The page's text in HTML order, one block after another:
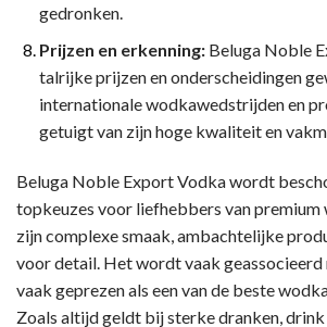
gedronken.
Prijzen en erkenning:Beluga Noble
talrijke prijzen en onderscheidingen
internationale wodkawedstrijden en
getuigt van zijn hoge kwaliteit en
Beluga Noble Export Vodka wordt
topkeuzes voor liefhebbers van premium
zijn complexe smaak, ambachtelijke
voor detail. Het wordt vaak
vaak geprezen als een van de beste
Zoals altijd geldt bij sterke dranken,